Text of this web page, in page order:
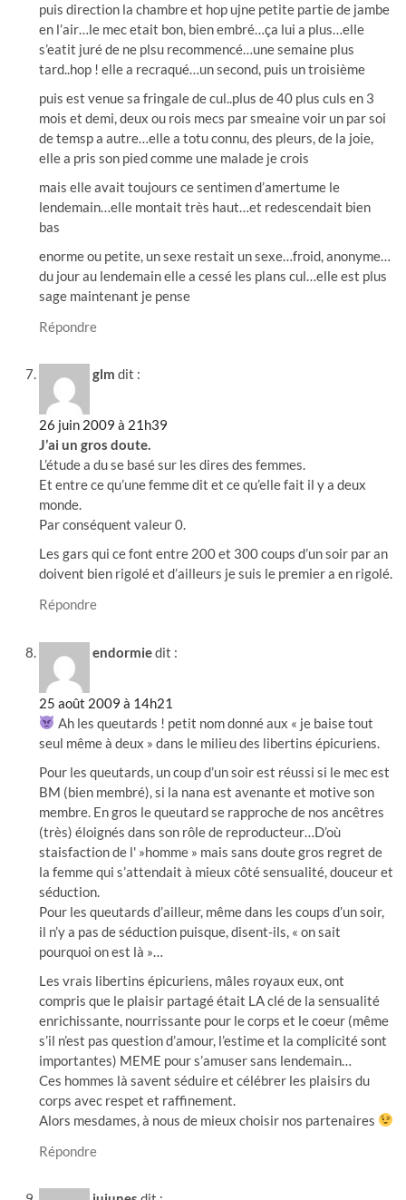
puis direction la chambre et hop ujne petite partie de jambe
en l’air…le mec etait bon, bien embré…ça lui a plus…elle
s’eatit juré de ne plsu recommencé…une semaine plus
tard..hop ! elle a recraqué…un second, puis un troisième
puis est venue sa fringale de cul..plus de 40 plus culs en 3
mois et demi, deux ou rois mecs par smeaine voir un par soi
de temsp a autre…elle a totu connu, des pleurs, de la joie,
elle a pris son pied comme une malade je crois
mais elle avait toujours ce sentimen d’amertume le
lendemain…elle montait très haut…et redescendait bien
bas
enorme ou petite, un sexe restait un sexe…froid, anonyme…
du jour au lendemain elle a cessé les plans cul…elle est plus
sage maintenant je pense
Répondre
glm dit :
26 juin 2009 à 21h39
J’ai un gros doute.
L’étude a du se basé sur les dires des femmes.
Et entre ce qu’une femme dit et ce qu’elle fait il y a deux
monde.
Par conséquent valeur 0.
Les gars qui ce font entre 200 et 300 coups d’un soir par an
doivent bien rigolé et d’ailleurs je suis le premier a en rigolé.
Répondre
endormiedit :
25 août 2009 à 14h21
Ah les queutards ! petit nom donné aux « je baise tout
seul même à deux » dans le milieu des libertins épicuriens.
Pour les queutards, un coup d’un soir est réussi si le mec est
BM (bien membré), si la nana est avenante et motive son
membre. En gros le queutard se rapproche de nos ancêtres
(très) éloignés dans son rôle de reproducteur…D’où
staisfaction de l' »homme » mais sans doute gros regret de
la femme qui s’attendait à mieux côté sensualité, douceur et
séduction.
Pour les queutards d’ailleur, même dans les coups d’un soir,
il n’y a pas de séduction puisque, disent-ils, « on sait
pourquoi on est là »…
Les vrais libertins épicuriens, mâles royaux eux, ont
compris que le plaisir partagé était LA clé de la sensualité
enrichissante, nourrissante pour le corps et le coeur (même
s’il n’est pas question d’amour, l’estime et la complicité sont
importantes) MEME pour s’amuser sans lendemain…
Ces hommes là savent séduire et célébrer les plaisirs du
corps avec respet et raffinement.
Alors mesdames, à nous de mieux choisir nos partenaires
Répondre